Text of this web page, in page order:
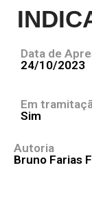
Data de
24/10/2023
Em
Sim
Autoria
Bruno Farias